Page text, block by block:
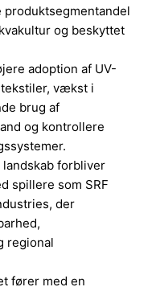
og beskyttet
adoption af UV-
vækst i
brug af
og kontrollere
forbliver
spillere som SRF
der
regional
fører med en